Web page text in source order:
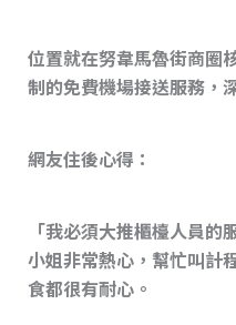
位置就在努韋馬魯街商圈
制的免費機場接送服務，
網友住後心得：
「我必須大推櫃檯人員
小姐非常熱心，幫忙叫計
食都很有耐心。